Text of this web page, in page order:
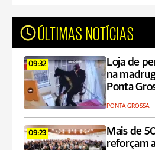
ÚLTIMAS NOTÍCIAS
09:32
Loja de
na
Ponta
PONTA GROSSA
09:23
Mais de
reforçam